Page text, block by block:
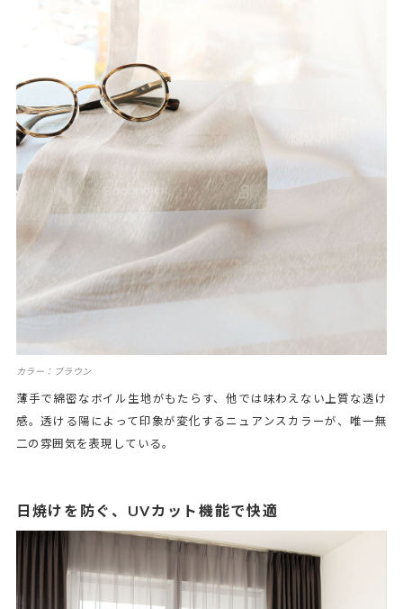
カラー：ブラウン
薄手で綿密なボイル生地がもたらす、他では味わえない上質な透け
感。透ける陽によって印象が変化するニュアンスカラーが、唯一無
二の雰囲気を表現している。
日焼けを防ぐ、UVカット機能で快適